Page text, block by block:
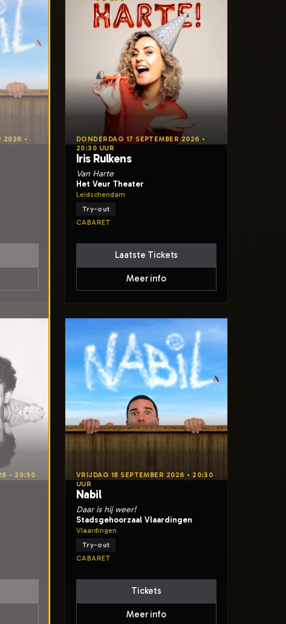
2026 •
DONDERDAG 17 SEPTEMBER 2026 •
20:30 UUR
Iris Rulkens
Van Harte
Het Veur Theater
Leidschendam
Try-out
CABARET
Laatste Tickets
Meer info
• 20:30
VRIJDAG 18 SEPTEMBER 2026 • 20:30
UUR
Nabil
Daar is hij weer!
Stadsgehoorzaal Vlaardingen
Vlaardingen
Try-out
CABARET
Tickets
Meer info